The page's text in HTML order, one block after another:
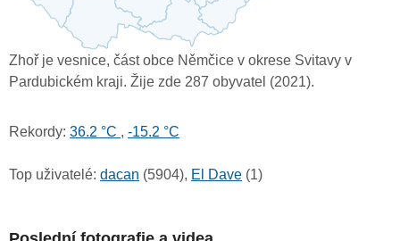
Zhoř je vesnice, část obce Němčice v okrese Svitavy v
Pardubickém kraji. Žije zde 287 obyvatel (2021).
Rekordy: 36.2 °C , -15.2 °C
Top uživatelé: dacan (5904), El Dave (1)